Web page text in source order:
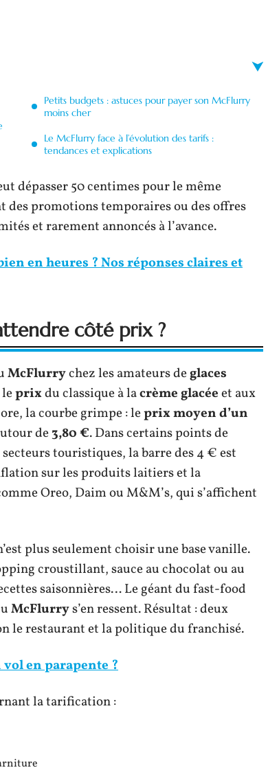
Petits budgets : astuces pour payer son McFlurry
moins cher
Le McFlurry face à l’évolution des tarifs :
tendances et explications
dépasser 50 centimes pour le même
des promotions temporaires ou des offres
et rarement annoncés à l’avance.
en heures ? Nos réponses claires et
côté prix ?
McFlurrychez les amateurs deglaces
prixdu classique à lacrème glacéeet aux
la courbe grimpe : leprix moyen d’un
de3,80 €. Dans certains points de
touristiques, la barre des 4 € est
sur les produits laitiers et la
Oreo, Daim ou M&M’s, qui s’affichent
plus seulement choisir une base vanille.
croustillant, sauce au chocolat ou au
saisonnières… Le géant du fast-food
McFlurrys’en ressent. Résultat : deux
le restaurant et la politique du franchisé.
en parapente ?
la tarification :